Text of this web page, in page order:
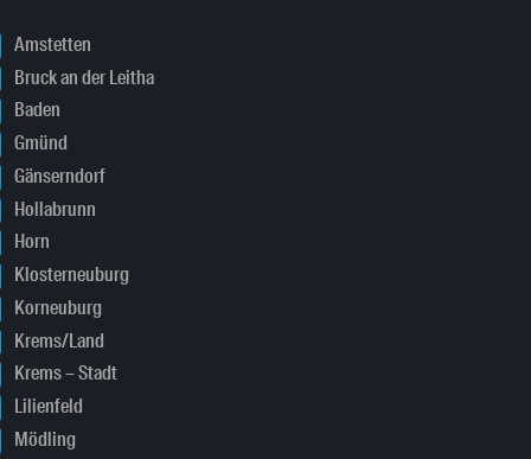
Amstetten
Bruck an der Leitha
Baden
Gmünd
Gänserndorf
Hollabrunn
Horn
Klosterneuburg
Korneuburg
Krems/Land
Krems – Stadt
Lilienfeld
Mödling